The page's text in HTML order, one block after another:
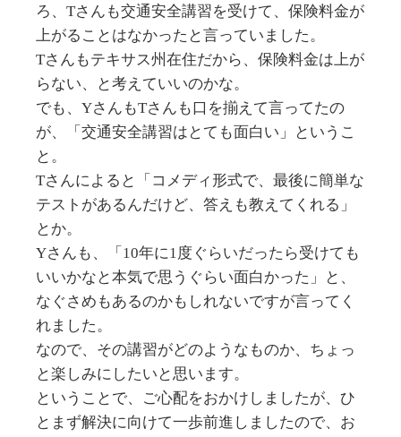
ろ、Tさんも交通安全講習を受けて、保険料金が
上がることはなかったと言っていました。
Tさんもテキサス州在住だから、保険料金は上が
らない、と考えていいのかな。
でも、YさんもTさんも口を揃えて言ってたの
が、「交通安全講習はとても面白い」というこ
と。
Tさんによると「コメディ形式で、最後に簡単な
テストがあるんだけど、答えも教えてくれる」
とか。
Yさんも、「10年に1度ぐらいだったら受けても
いいかなと本気で思うぐらい面白かった」と、
なぐさめもあるのかもしれないですが言ってく
れました。
なので、その講習がどのようなものか、ちょっ
と楽しみにしたいと思います。
ということで、ご心配をおかけしましたが、ひ
とまず解決に向けて一歩前進しましたので、お